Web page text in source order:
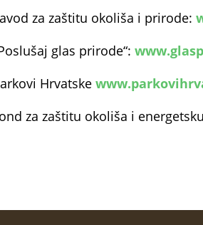
za zaštitu okoliša i prirode:
glas prirode“:
Hrvatske
za zaštitu okoliša i